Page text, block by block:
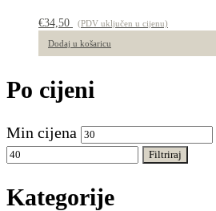
€34,50 (PDV uključen u cijenu)
Dodaj u košaricu
Po cijeni
Min cijena
Filtriraj
Kategorije